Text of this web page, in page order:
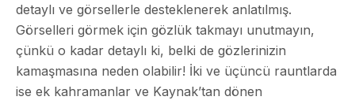
detaylı ve görsellerle desteklenerek anlatılmış.
Görselleri görmek için gözlük takmayı unutmayın,
çünkü o kadar detaylı ki, belki de gözlerinizin
kamaşmasına neden olabilir! İki ve üçüncü rauntlarda
ise ek kahramanlar ve Kaynak’tan dönen